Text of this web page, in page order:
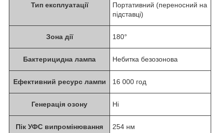
Тип експлуатації
Портативний (переносний на
підставці)
Зона дії 180°
Бактерицидна лампа Небитка безозонова
Ефективний ресурс лампи 16 000 год
Генерація озону Ні
Пік УФС випромінювання 254 нм